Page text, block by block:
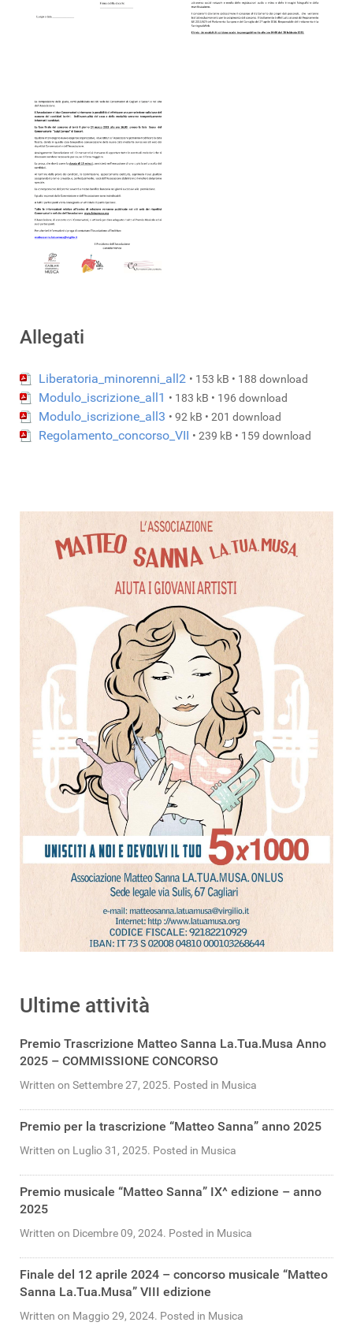
Allegati
Liberatoria_minorenni_all2 • 153 kB • 188 download
Modulo_iscrizione_all1 • 183 kB • 196 download
Modulo_iscrizione_all3 • 92 kB • 201 download
Regolamento_concorso_VII • 239 kB • 159 download
Ultime attività
Premio Trascrizione Matteo Sanna La.Tua.Musa Anno
2025 – COMMISSIONE CONCORSO
Written on Settembre 27, 2025. Posted in Musica
Premio per la trascrizione “Matteo Sanna” anno 2025
Written on Luglio 31, 2025. Posted in Musica
Premio musicale “Matteo Sanna” IX^ edizione – anno
2025
Written on Dicembre 09, 2024. Posted in Musica
Finale del 12 aprile 2024 – concorso musicale “Matteo
Sanna La.Tua.Musa” VIII edizione
Written on Maggio 29, 2024. Posted in Musica